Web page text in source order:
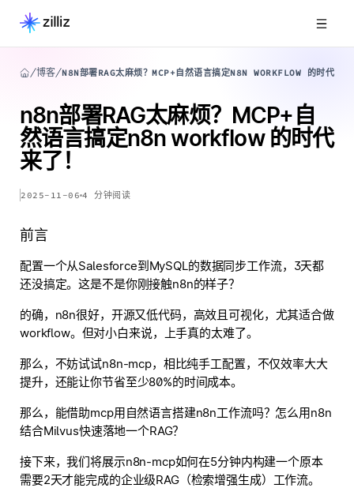
博客 N8N部署RAG太麻烦？MCP+自然语言搞定N8N WORKFLOW 的时代来
n8n部署RAG太麻烦？MCP+自
然语言搞定n8n workflow 的时代
来了！
2025-11-06 4 分钟阅读
前言
配置一个从Salesforce到MySQL的数据同步工作流，3天都
还没搞定。这是不是你刚接触n8n的样子？
的确，n8n很好，开源又低代码，高效且可视化，尤其适合做
workflow。但对小白来说，上手真的太难了。
那么，不妨试试n8n-mcp，相比纯手工配置，不仅效率大大
提升，还能让你节省至少80%的时间成本。
那么，能借助mcp用自然语言搭建n8n工作流吗？怎么用n8n
结合Milvus快速落地一个RAG？
接下来，我们将展示n8n-mcp如何在5分钟内构建一个原本
需要2天才能完成的企业级RAG（检索增强生成）工作流。